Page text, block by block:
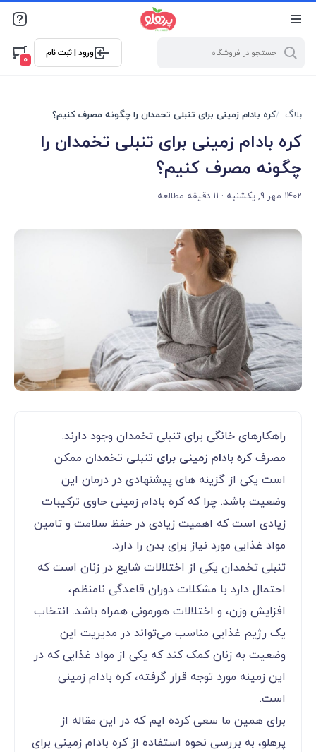
@media screen and (max-width: 500px) { .w-ch{bottom: 125px
!important; left:5px !important;} }
ورود | ثبت نام
0
بلاگ کره بادام زمینی برای تنبلی تخمدان را چگونه مصرف کنیم؟
کره بادام زمینی برای تنبلی تخمدان را
چگونه مصرف کنیم؟
1402 مهر 9, یکشنبه · 11 دقیقه مطالعه
راهکارهای خانگی برای تنبلی تخمدان وجود دارند.
مصرف کره بادام زمینی برای تنبلی تخمدان ممکن
است یکی از گزینه های پیشنهادی در درمان این
وضعیت باشد. چرا که کره بادام زمینی حاوی ترکیبات
زیادی است که اهمیت زیادی در حفظ سلامت و تامین
مواد غذایی مورد نیاز برای بدن را دارد.
تنبلی تخمدان یکی از اختلالات شایع در زنان است که
احتمال دارد با مشکلات دوران قاعدگی نامنظم،
افزایش وزن، و اختلالات هورمونی همراه باشد. انتخاب
یک رژیم غذایی مناسب می‌تواند در مدیریت این
وضعیت به زنان کمک کند که یکی از مواد غذایی که در
این زمینه مورد توجه قرار گرفته، کره بادام زمینی
است.
برای همین ما سعی کرده ایم که در این مقاله از
پرهلو، به بررسی نحوه استفاده از کره بادام زمینی برای